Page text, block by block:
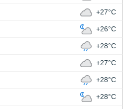
+27°C
+26°C
+28°C
+27°C
+28°C
+28°C